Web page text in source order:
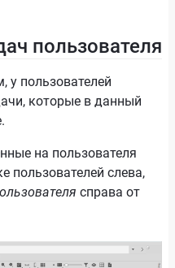
пользователя
у пользователей
которые в данный
на пользователя
пользователей слева,
справа от